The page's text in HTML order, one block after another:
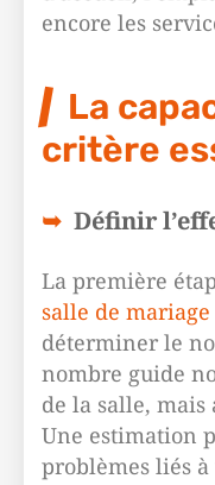
encore les
La
critère
Définir
La première
salle de mariage
déterminer le
nombre guide
de la salle, mais
Une estimation
problèmes liés